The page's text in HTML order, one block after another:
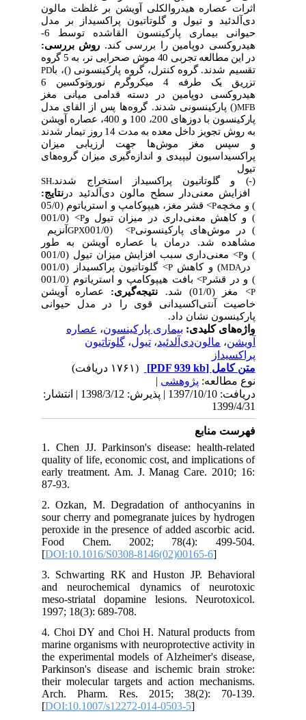
اثرات عصاره هیدروالکلی آویشن بر غلظت مالون
دی‌آلدئید و تیول و گلوتاتیون پراکسیداز بر مدل
حیوانی بیماری پارکینسون القاشده توسط 6-
هیدروکسی دوپامین را بررسی کند.روش بررسی:
در این مطالعه تجربی 40 موش صحرایی نر، به 5 گروه
تقسیم شدند. گروه کنترل، گروه پارکینسونی (
PD)، با
تزریق یک طرفه 4 میکروگرم نوروتوکسین 6
هیدروکسی دوپامین در دسته قدامی میانی مغز
(MFB ) پارکینسونی شدند. گروه‌ها پس از القای مدل
پارکینسون با دوزهای 200، 100 و 400، عصاره آویشن
به روش تجویز داخل معده به مدت 14 روز تیمار شدند
و سپس مغز موش‌ها جهت ارزیابی میزان
پراکسیداسیون لیپیدی و اندازه‌گیری میزان گروه‌های
تیول
SH) و گلوتاتیون پراکسیداز استخراج شدند.
نتایج:افزایش معنی‌دار سطح مالون‌ دی‌آلدئید در
قشر مغز، هیپوکامپ و استریاتوم (05/0 >P‌) و مخچه
(001/0
>P) و کاهش معنی‌داری در میزان تیول و
آنزیمGPX (001/0 >P) در موش‌های پارکینسونی
مشاهده شد. درمان با عصاره آویشن به طور
معنی‌داری سبب افزایش میزان تیول (001/0 >P
گلوتاتیون پراکسیداز (001/0 >P) و کاهشMDA
بافت هیپوکامپ و استریاتوم (001/0 >P) و در قشر
مغز (01/0
) شد.نتیجه‌گیری:عصاره آویشن
خاصیت آنتی‌اکسیدانی قوی را در مدل حیوانی
پارکینسون نشان داد.
واژه‌های کلیدی:بیماری پارکینسون،‌عصاره
آویشن،‌مالون‌دی‌آلدئید،‌تیول،‌گلوتاتیون
پر‌اکسیداز
متن کامل[PDF 939 kb]
(۱۷۶۱ دریافت)
نوع مطالعه:پژوهشی|
دریافت: 1397/10/10 | پذیرش: 1398/3/12 | انتشار:
1399/4/31
فهرست منابع
1. Chen JJ. Parkinson's disease: health-related
quality of life, economic cost, and implications of
early treatment. Am. J. Manag Care. 2010; 16:
87-93.
2. Ozkan, M. Degradation of anthocyanins in
sour cherry and pomegranate juices by hydrogen
peroxide in the presence of added ascorbic acid.
Food Chem. 2002; 78(4): 499-504.
[DOI:10.1016/S0308-8146(02)00165-6
3. Schwarting RK and Huston JP. Behavioral
and neurochemical dynamics of neurotoxic
meso-striatal dopamine lesions. Neurotoxicol.
1997; 18(3): 689-708.
4. Choi DY and Choi H. Natural products from
marine organisms with neuroprotective activity in
the experimental models of Alzheimer's disease,
Parkinson's disease and ischemic brain stroke:
their molecular targets and action mechanisms.
Arch. Pharm. Res. 2015; 38(2): 70-139.
[DOI:10.1007/s12272-014-0503-5